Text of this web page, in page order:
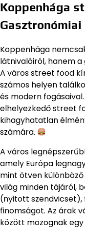
Koppenhága
Gasztronómiai
Koppenhága
látnivalóiról, hanem
A város street food
számos helyen
és modern
elhelyezkedő street
kihagyhatatlan
számára.
A város
amely Európa
mint ötven
világ minden tájáról,
(nyitott szendvicset),
finomságot. Az árak
között mozognak